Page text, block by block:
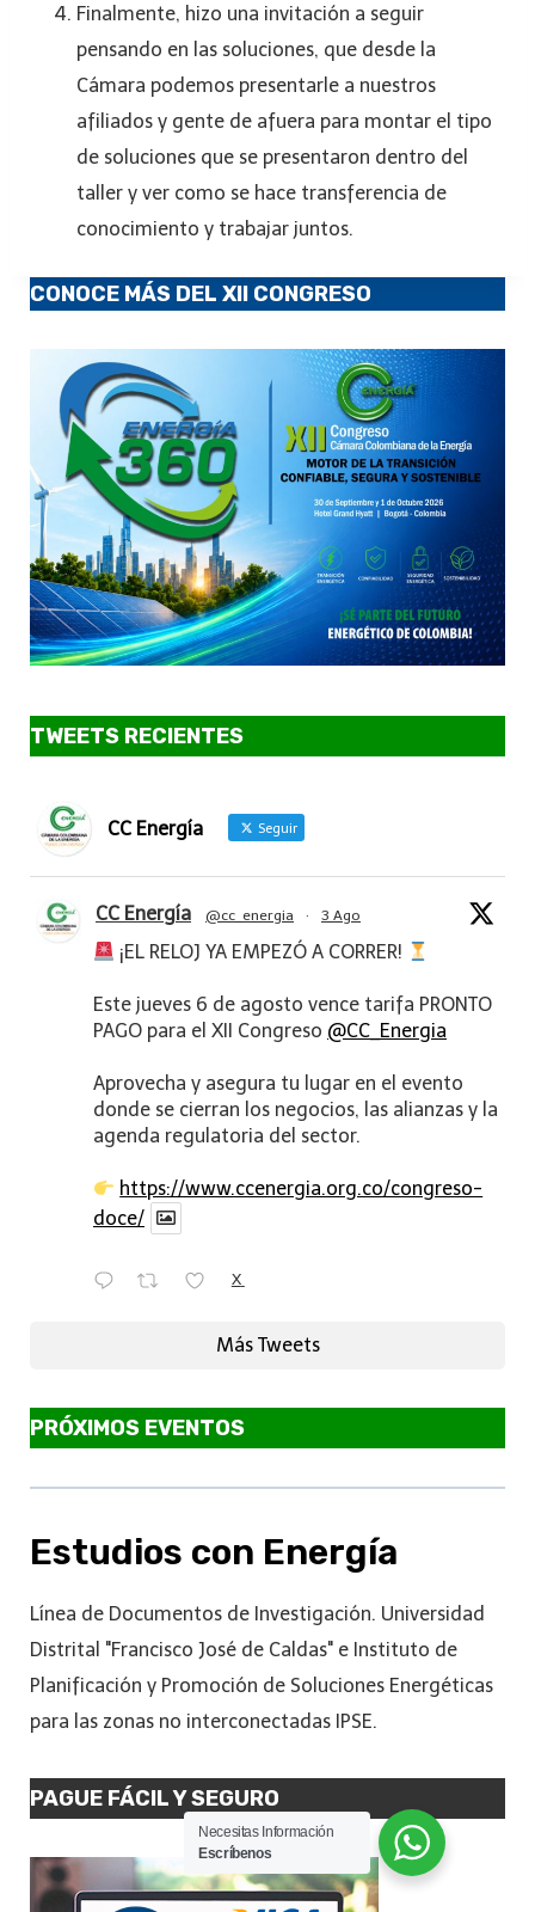
Finalmente, hizo una invitación a seguir
pensando en las soluciones, que desde la
Cámara podemos presentarle a nuestros
afiliados y gente de afuera para montar el tipo
de soluciones que se presentaron dentro del
taller y ver como se hace transferencia de
conocimiento y trabajar juntos.
CONOCE MÁS DEL XII CONGRESO
TWEETS RECIENTES
CC Energía Seguir
CC Energía @cc_energia · 3 Ago
¡EL RELOJ YA EMPEZÓ A CORRER!
Este jueves 6 de agosto vence tarifa PRONTO
PAGO para el XII Congreso @CC_Energia
Aprovecha y asegura tu lugar en el evento
donde se cierran los negocios, las alianzas y la
agenda regulatoria del sector.
https://www.ccenergia.org.co/congreso-
doce/
X
Más Tweets
PRÓXIMOS EVENTOS
Estudios con Energía
Línea de Documentos de Investigación. Universidad
Distrital "Francisco José de Caldas" e Instituto de
Planificación y Promoción de Soluciones Energéticas
para las zonas no interconectadas IPSE.
PAGUE FÁCIL Y SEGURO
Necesitas Información
Escríbenos